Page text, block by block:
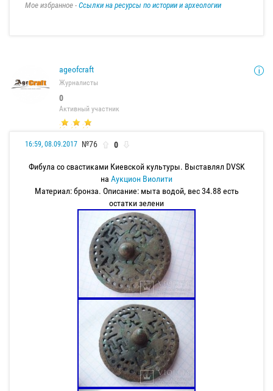
Мое избранное - Ссылки на ресурсы по истории и археологии
ageofcraft
Журналисты
0
Активный участник
16:59, 08.09.2017 №76 0
Фибула со свастиками Киевской культуры. Выставлял DVSK
на Аукцион Виолити
Материал: бронза. Описание: мыта водой, вес 34.88 есть
остатки зелени